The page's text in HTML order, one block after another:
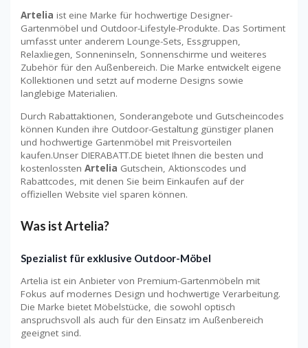
Artelia ist eine Marke für hochwertige Designer-
Gartenmöbel und Outdoor-Lifestyle-Produkte. Das Sortiment
umfasst unter anderem Lounge-Sets, Essgruppen,
Relaxliegen, Sonneninseln, Sonnenschirme und weiteres
Zubehör für den Außenbereich. Die Marke entwickelt eigene
Kollektionen und setzt auf moderne Designs sowie
langlebige Materialien.
Durch Rabattaktionen, Sonderangebote und Gutscheincodes
können Kunden ihre Outdoor-Gestaltung günstiger planen
und hochwertige Gartenmöbel mit Preisvorteilen
kaufen.Unser DIERABATT.DE bietet Ihnen die besten und
kostenlossten Artelia Gutschein, Aktionscodes und
Rabattcodes, mit denen Sie beim Einkaufen auf der
offiziellen Website viel sparen können.
Was ist Artelia?
Spezialist für exklusive Outdoor-Möbel
Artelia ist ein Anbieter von Premium-Gartenmöbeln mit
Fokus auf modernes Design und hochwertige Verarbeitung.
Die Marke bietet Möbelstücke, die sowohl optisch
anspruchsvoll als auch für den Einsatz im Außenbereich
geeignet sind.